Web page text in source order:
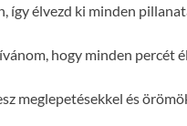
így élvezd ki minden
hogy minden percét
meglepetésekkel és